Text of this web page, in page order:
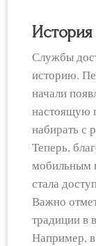
Службы
историю.
начали
настоящую
набирать с
Теперь,
мобильным
стала
Важно
традиции в
Например,